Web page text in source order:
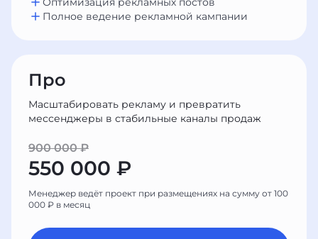
Полное ведение рекламной кампании
Про
Масштабировать рекламу и превратить
мессенджеры в стабильные каналы продаж
900 000 ₽
550 000 ₽
Менеджер ведёт проект при размещениях на сумму от 100
000 ₽ в месяц